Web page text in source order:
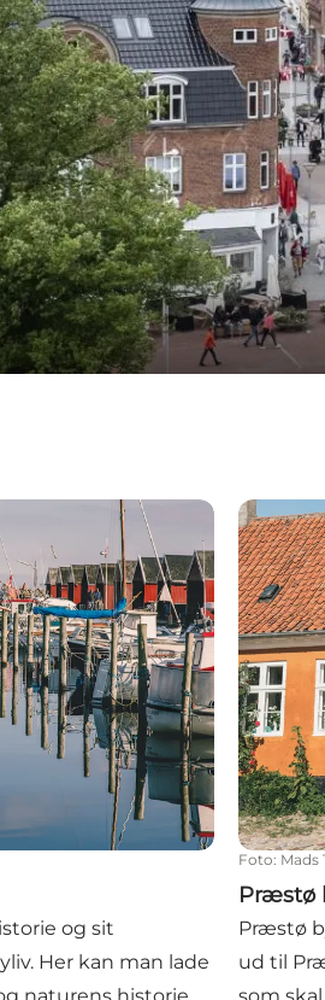
og sit
Her kan man lade
Præstø
Foto: Mads
Præstø
Præstø
ud til